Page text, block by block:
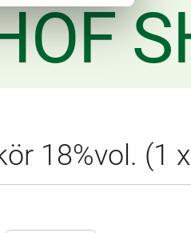
18%vol. (1